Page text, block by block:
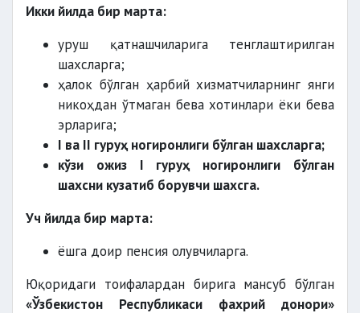
Икки йилда бир марта:
уруш қатнашчиларига тенглаштирилган
шахсларга;
ҳалок бўлган ҳарбий хизматчиларнинг янги
никоҳдан ўтмаган бева хотинлари ёки бева
эрларига;
I ва II гуруҳ ногиронлиги бўлган шахсларга;
кўзи ожиз I гуруҳ ногиронлиги бўлган
шахсни кузатиб борувчи шахсга.
Уч йилда бир марта:
ёшга доир пенсия олувчиларга.
Юқоридаги тоифалардан бирига мансуб бўлган
«Ўзбекистон Республикаси фахрий донори»